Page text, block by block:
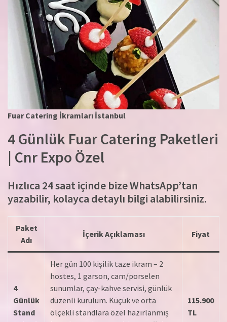
Fuar Catering İkramları İstanbul
4 Günlük Fuar Catering Paketleri
| Cnr Expo Özel
Hızlıca 24 saat içinde bize WhatsApp’tan
yazabilir, kolayca detaylı bilgi alabilirsiniz.
Paket
Adı
İçerik Açıklaması Fiyat
4
Günlük
Stand
Her gün 100 kişilik taze ikram – 2
hostes, 1 garson, cam/porselen
sunumlar, çay-kahve servisi, günlük
düzenli kurulum. Küçük ve orta
ölçekli standlara özel hazırlanmış
115.900
TL